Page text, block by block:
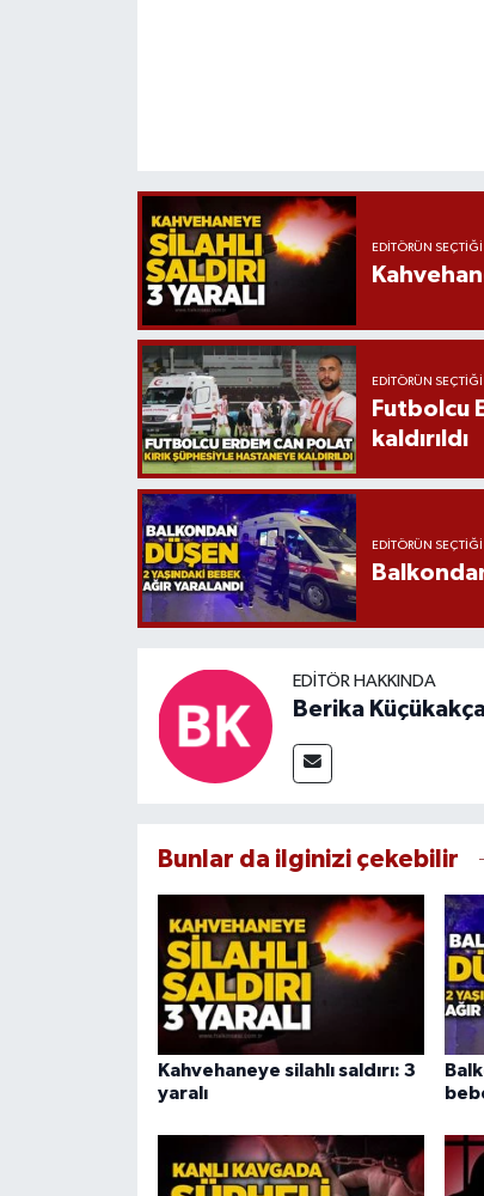
EDITÖRÜN SEÇTIĞI
EDITÖRÜN SEÇTIĞI
Futbolcu
kaldırıldı
EDITÖRÜN SEÇTIĞI
EDITÖR HAKKINDA
Berika
Bunlar da ilginizi çekebilir
Kahvehaneye silahlı saldırı: 3
yaralı